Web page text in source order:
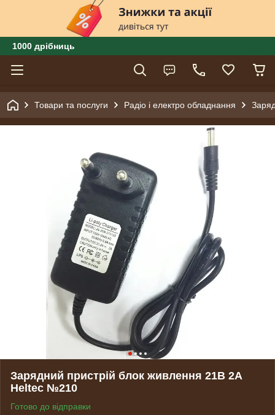
1000 дрібниць
Товари та послуги Радіо і електро обладнання
Зарядний пристрій блок живлення 21В 2А
Heltec №210
Готово до відправки